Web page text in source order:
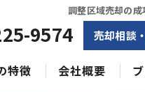
調整区域売却の
9574 売却相談
特徴 会社概要